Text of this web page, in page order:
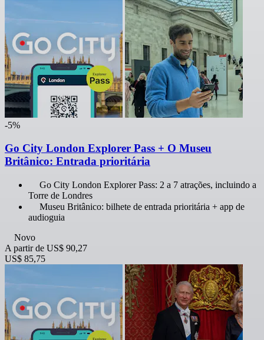
-5%
Go City London Explorer Pass + O Museu
Britânico: Entrada prioritária
Go City London Explorer Pass: 2 a 7 atrações, incluindo a
Torre de Londres
Museu Britânico: bilhete de entrada prioritária + app de
audioguia
Novo
A partir de US$ 90,27
US$ 85,75